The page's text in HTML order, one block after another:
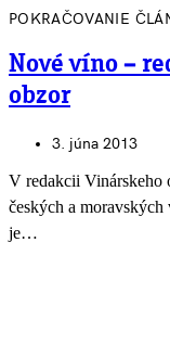
POKRAČOVANIE
Nové víno –
obzor
3. júna 2013
V redakcii Vinárskeho
českých a
je…